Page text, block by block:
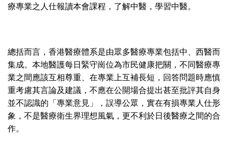
療專業之人仕報讀本會課程，了解中醫，學習中醫。
總括而言，香港醫療體系是由眾多醫療專業包括中、西醫而
集成。本地醫護每日緊守崗位為市民健康把關，不同醫療專
業之間應該互相尊重、在專業上互補長短，回答問題時應慎
重考慮其言論及建議，不應在公開場合提出甚至批評其自身
並不認識的「專業意見」，誤導公眾，實在有損專業人仕形
象，不是醫療衛生界理想風氣，更不利於日後醫療之間的合
作。